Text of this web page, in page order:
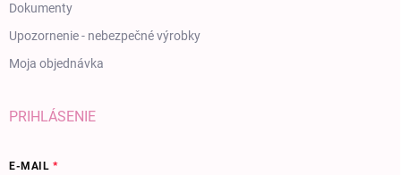
Dokumenty
Upozornenie - nebezpečné výrobky
Moja objednávka
PRIHLÁSENIE
E-MAIL